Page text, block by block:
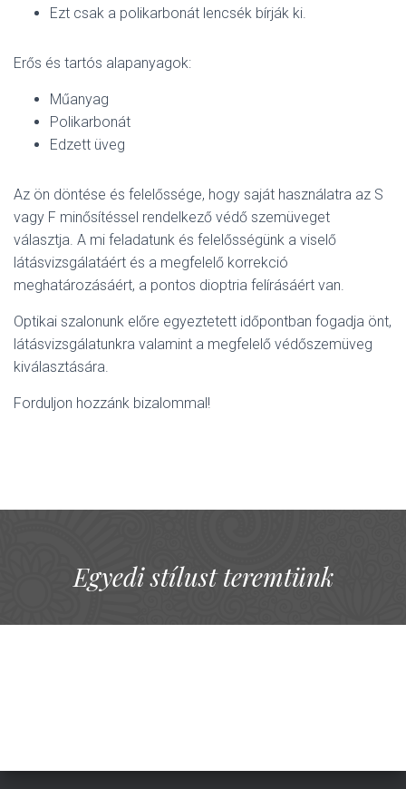
Ezt csak a polikarbonát lencsék bírják ki.
Erős és tartós alapanyagok:
Műanyag
Polikarbonát
Edzett üveg
Az ön döntése és felelőssége, hogy saját használatra az S
vagy F minősítéssel rendelkező védő szemüveget
választja. A mi feladatunk és felelősségünk a viselő
látásvizsgálatáért és a megfelelő korrekció
meghatározásáért, a pontos dioptria felírásáért van.
Optikai szalonunk előre egyeztetett időpontban fogadja önt,
látásvizsgálatunkra valamint a megfelelő védőszemüveg
kiválasztására.
Forduljon hozzánk bizalommal!
Egyedi stílust teremtünk